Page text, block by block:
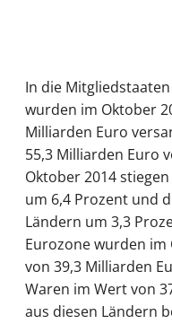
In die
wurden im Oktober
Milliarden Euro
55,3 Milliarden Euro
Oktober 2014
um 6,4 Prozent und
Ländern um 3,3
Eurozone wurden im
von 39,3 Milliarden
Waren im Wert von
aus diesen Ländern